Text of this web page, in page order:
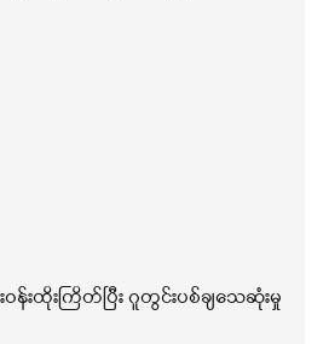
န်းထိုးကြိတ်ပြီး ဂူတွင်းပစ်ချသေဆုံးမှု